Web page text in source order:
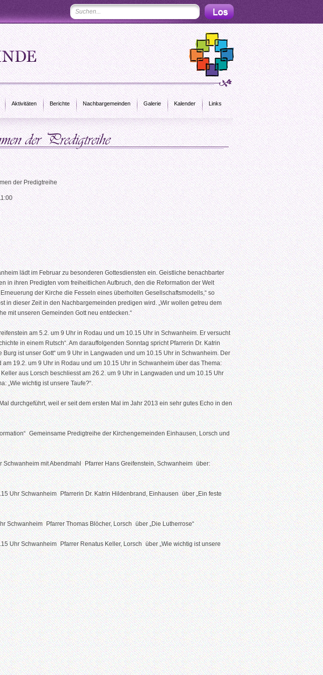
Aktivitäten Berichte Nachbargemeinden Galerie Kalender Links
der Predigtreihe
lädt im Februar zu besonderen Gottesdiensten ein. Geistliche benachbarter
in ihren Predigten vom freiheitlichen Aufbruch, den die Reformation der Welt
der Kirche die Fesseln eines überholten Gesellschaftsmodells,“ so
in dieser Zeit in den Nachbargemeinden predigen wird. „Wir wollen getreu dem
mit unseren Gemeinden Gott neu entdecken.“
am 5.2. um 9 Uhr in Rodau und um 10.15 Uhr in Schwanheim. Er versucht
in einem Rutsch“. Am darauffolgenden Sonntag spricht Pfarrerin Dr. Katrin
Burg ist unser Gott“ um 9 Uhr in Langwaden und um 10.15 Uhr in Schwanheim. Der
19.2. um 9 Uhr in Rodau und um 10.15 Uhr in Schwanheim über das Thema:
aus Lorsch beschliesst am 26.2. um 9 Uhr in Langwaden und um 10.15 Uhr
„Wie wichtig ist unsere Taufe?“.
durchgeführt, weil er seit dem ersten Mal im Jahr 2013 ein sehr gutes Echo in den
Gemeinsame Predigtreihe der Kirchengemeinden Einhausen, Lorsch und
mit Abendmahl Pfarrer Hans Greifenstein, Schwanheim über:
Uhr Schwanheim Pfarrerin Dr. Katrin Hildenbrand, Einhausen über „Ein feste
Schwanheim Pfarrer Thomas Blöcher, Lorsch über „Die Lutherrose“
Uhr Schwanheim Pfarrer Renatus Keller, Lorsch über „Wie wichtig ist unsere